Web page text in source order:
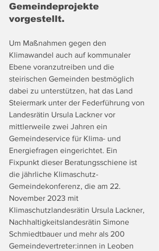
Gemeindeprojekte
vorgestellt.
Um Maßnahmen gegen den
Klimawandel auch auf kommunaler
Ebene voranzutreiben und die
steirischen Gemeinden bestmöglich
dabei zu unterstützen, hat das Land
Steiermark unter der Federführung von
Landesrätin Ursula Lackner vor
mittlerweile zwei Jahren ein
Gemeindeservice für Klima- und
Energiefragen eingerichtet. Ein
Fixpunkt dieser Beratungsschiene ist
die jährliche Klimaschutz-
Gemeindekonferenz, die am 22.
November 2023 mit
Klimaschutzlandesrätin Ursula Lackner,
Nachhaltigkeitslandesrätin Simone
Schmiedtbauer und mehr als 200
Gemeindevertreter:innen in Leoben